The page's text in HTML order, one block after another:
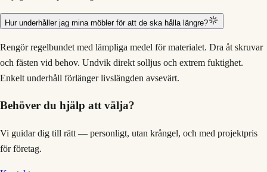
Hur underhåller jag mina möbler för att de ska hålla längre?
Rengör regelbundet med lämpliga medel för materialet. Dra åt skruvar
och fästen vid behov. Undvik direkt solljus och extrem fuktighet.
Enkelt underhåll förlänger livslängden avsevärt.
Behöver du hjälp att välja?
Vi guidar dig till rätt — personligt, utan krångel, och med projektpris
för företag.